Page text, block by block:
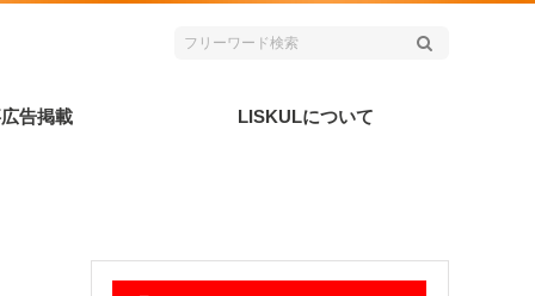
告掲載 LISKULについて